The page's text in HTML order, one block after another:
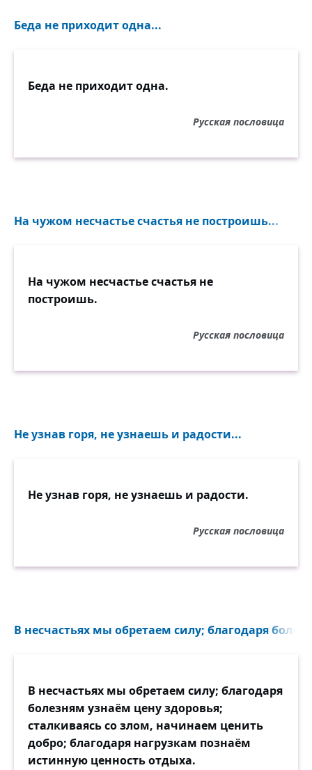
Беда не приходит одна...
Беда не приходит одна.
Русская пословица
На чужом несчастье счастья не построишь...
На чужом несчастье счастья не
построишь.
Русская пословица
Не узнав горя, не узнаешь и радости...
Не узнав горя, не узнаешь и радости.
Русская пословица
В несчастьях мы обретаем силу; благодаря
В несчастьях мы обретаем силу; благодаря
болезням узнаём цену здоровья;
сталкиваясь со злом, начинаем ценить
добро; благодаря нагрузкам познаём
истинную ценность отдыха.